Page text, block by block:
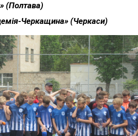
(Полтава)
Черкащина» (Черкаси)